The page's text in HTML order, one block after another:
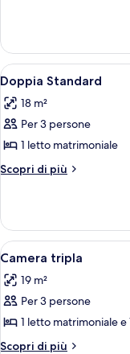
singola
Apri
tutte
le
foto
per
Doppia
6
Doppia Standard
18 m²
Per 3 persone
1 letto matrimoniale
Scopri di più
Altri
Standard
Apri
tutte
le
foto
per
Camera
6
Camera tripla
19 m²
Per 3 persone
1 letto matrimoniale
Scopri di più
Altri